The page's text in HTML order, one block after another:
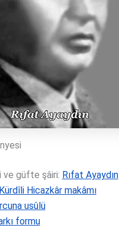
ve güfte şâiri: Rıfat Ayaydın
Kürdîli Hicazkâr makâmı
usûlü
formu